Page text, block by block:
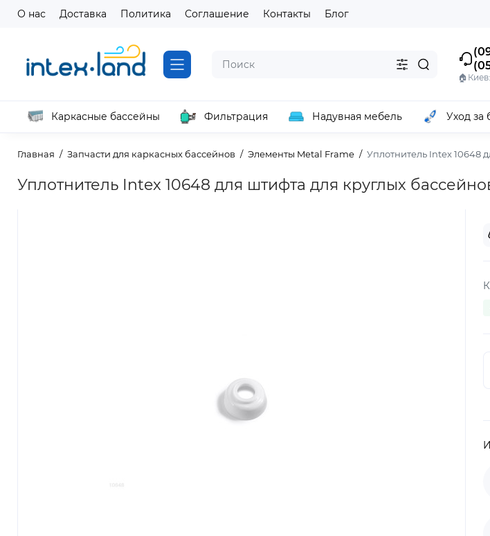
О нас Доставка Политика Соглашение Контакты Блог
Каркасные бассейны Фильтрация Надувная мебель Уход за
Главная Запчасти для каркасных бассейнов Элементы Metal Frame Уплотнитель Intex 10648
Уплотнитель Intex 10648 для штифта для круглых